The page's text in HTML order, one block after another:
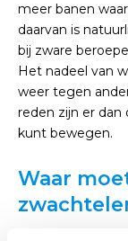
meer banen
daarvan is
bij zware
Het nadeel van
weer tegen
reden zijn er dan
kunt bewegen.
Waar